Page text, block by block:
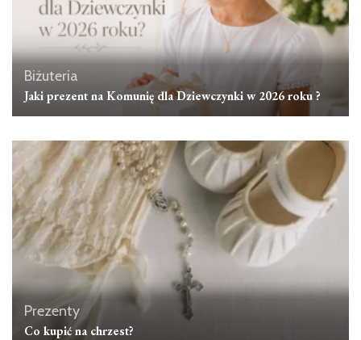
Biżuteria
Jaki prezent na Komunię dla Dziewczynki w 2026 roku ?
Prezenty
Co kupić na chrzest?